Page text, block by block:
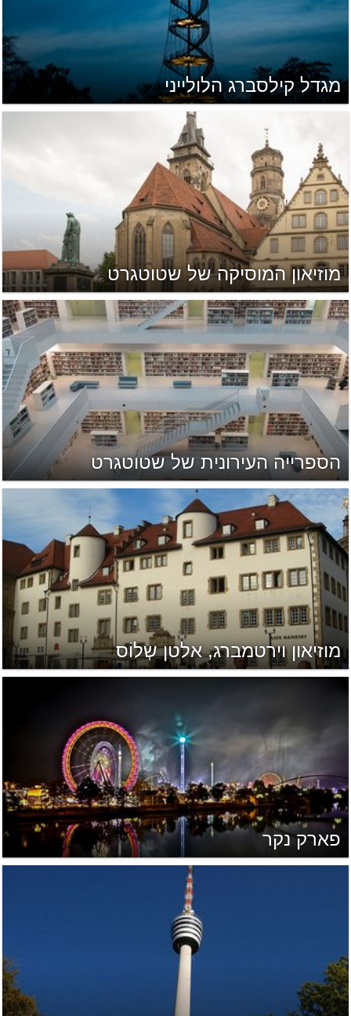
מגדל קילסברג הלולייני
מוזיאון המוסיקה של שטוטגרט
הספרייה העירונית של שטוטגרט
מוזיאון וירטמברג, אלטן שְלוֹס
פארק נקר